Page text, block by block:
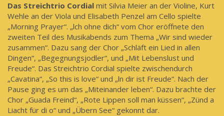
Das Streichtrio Cordial mit Silvia Meier an der Violine, Kurt
Wehle an der Viola und Elisabeth Penzel am Cello spielte
„Morning Prayer“. „lch ohne dich“ vom Chor eröffnete den
zweiten Teil des Musikabends zum Thema „Wir sind wieder
zusammen“. Dazu sang der Chor „Schläft ein Lied in allen
Dingen“, „Begegnungsjodler“, und „Mit Lebenslust und
Freude“. Das Streichtrio Cordial spielte zwischendurch
„Cavatina“, „So this is love“ und „ln dir ist Freude“. Nach der
Pause ging es um das „Miteinander leben“. Dazu brachte der
Chor „Guada Freind“, „Rote Lippen soll man küssen“, „Zünd a
Liacht für di o“ und „Übern See“ gekonnt dar.